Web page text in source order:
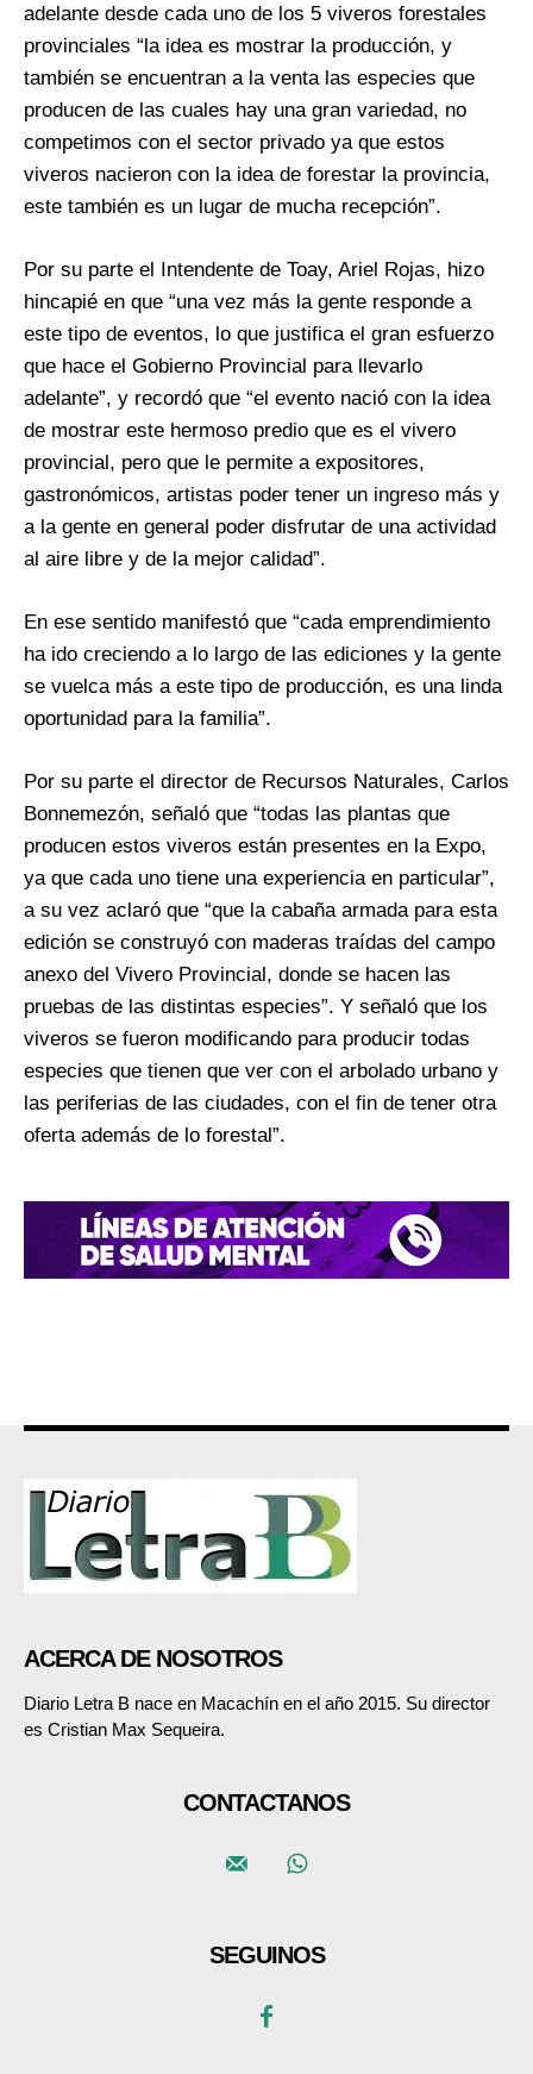
adelante desde cada uno de los 5 viveros forestales
provinciales “la idea es mostrar la producción, y
también se encuentran a la venta las especies que
producen de las cuales hay una gran variedad, no
competimos con el sector privado ya que estos
viveros nacieron con la idea de forestar la provincia,
este también es un lugar de mucha recepción”.
Por su parte el Intendente de Toay, Ariel Rojas, hizo
hincapié en que “una vez más la gente responde a
este tipo de eventos, lo que justifica el gran esfuerzo
que hace el Gobierno Provincial para llevarlo
adelante”, y recordó que “el evento nació con la idea
de mostrar este hermoso predio que es el vivero
provincial, pero que le permite a expositores,
gastronómicos, artistas poder tener un ingreso más y
a la gente en general poder disfrutar de una actividad
al aire libre y de la mejor calidad”.
En ese sentido manifestó que “cada emprendimiento
ha ido creciendo a lo largo de las ediciones y la gente
se vuelca más a este tipo de producción, es una linda
oportunidad para la familia”.
Por su parte el director de Recursos Naturales, Carlos
Bonnemezón, señaló que “todas las plantas que
producen estos viveros están presentes en la Expo,
ya que cada uno tiene una experiencia en particular”,
a su vez aclaró que “que la cabaña armada para esta
edición se construyó con maderas traídas del campo
anexo del Vivero Provincial, donde se hacen las
pruebas de las distintas especies”. Y señaló que los
viveros se fueron modificando para producir todas
especies que tienen que ver con el arbolado urbano y
las periferias de las ciudades, con el fin de tener otra
oferta además de lo forestal”.
ACERCA DE NOSOTROS
Diario Letra B nace en Macachín en el año 2015. Su director
es Cristian Max Sequeira.
CONTACTANOS
SEGUINOS